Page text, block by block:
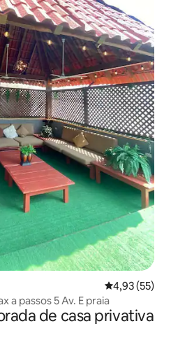
4,93 de uma
4,93 (55)
a passos 5 Av. E praia
de casa privativa